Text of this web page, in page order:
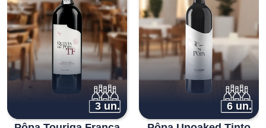
3 un.
6 un.